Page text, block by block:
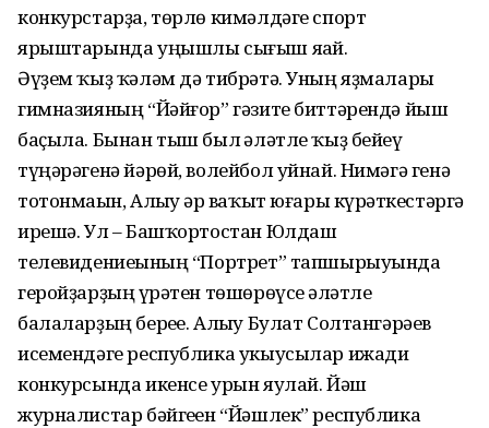
конкурстарҙа, төрлө кимәлдәге спорт
ярыштарында уңышлы сығыш яһай.
Әүҙем ҡыҙ ҡәләм дә тибрәтә. Уның яҙмалары
гимназияның “Йәйғор” гәзите биттәрендә йыш
баҫыла. Бынан тыш был һәләтле ҡыҙ бейеү
түңәрәгенә йәрөй, волейбол уйнай. Нимәгә генә
тотонмаһын, Алһыу һәр ваҡыт юғары күрһәткестәргә
ирешә. Ул – Башҡортостан Юлдаш
телевидениеһының “Портрет” тапшырыуында
геройҙарҙың һүрәтен төшөрөүсе һәләтле
балаларҙың береһе. Алһыу Булат Солтангәрәев
исемендәге республика укыусылар ижади
конкурсында икенсе урын яулай. Йәш
журналистар бәйгеһен “Йәшлек” республика